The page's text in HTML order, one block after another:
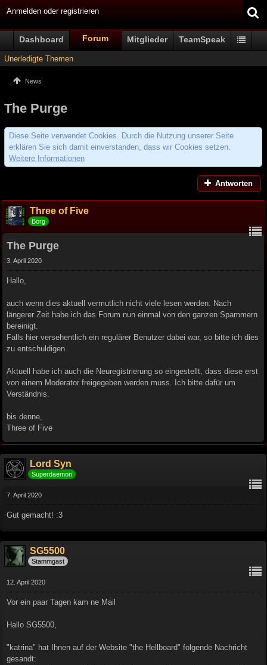
Anmelden oder registrieren
Dashboard Forum Mitglieder TeamSpeak
Unerledigte Themen
News
The Purge
Diese Seite verwendet Cookies. Durch die Nutzung unserer Seite
erklären Sie sich damit einverstanden, dass wir Cookies setzen.
Weitere Informationen
Antworten
Three of Five
Borg
The Purge
3. April 2020
Hallo,
auch wenn dies aktuell vermutlich nicht viele lesen werden. Nach
längerer Zeit habe ich das Forum nun einmal von den ganzen Spammern
bereinigt.
Falls hier versehentlich ein regulärer Benutzer dabei war, so bitte ich dies
zu entschuldigen.
Aktuell habe ich auch die Neuregistrierung so eingestellt, dass diese erst
von einem Moderator freigegeben werden muss. Ich bitte dafür um
Verständnis.
bis denne,
Three of Five
Lord Syn
Superdaemon
7. April 2020
Gut gemacht! :3
SG5500
Stammgast
12. April 2020
Vor ein paar Tagen kam ne Mail
Hallo SG5500,
"katrina" hat Ihnen auf der Website "the Hellboard" folgende Nachricht
gesandt: